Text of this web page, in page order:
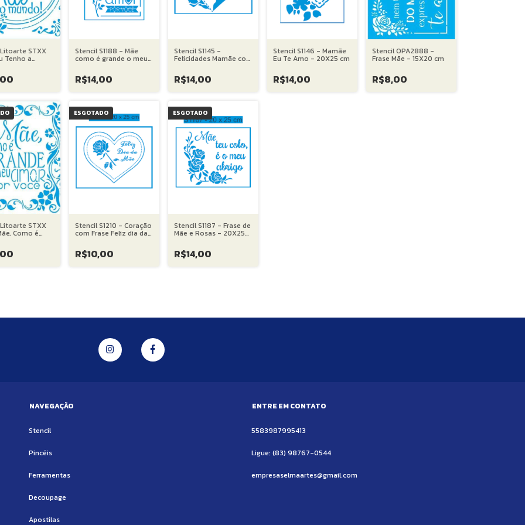
STXX
Tenho a
Stencil S1188 - Mãe
como é grande o meu
R$14,00
Stencil S1145 -
Felicidades Mamãe com
20X25cm
R$14,00
Stencil S1146 - Mamãe
Eu Te Amo - 20X25 cm
R$14,00
Stencil OPA2888 -
Frase Mãe - 15X20 cm
R$8,00
STXX
Como é
ESGOTADO
Stencil S1210 - Coração
com Frase Feliz dia da
R$10,00
ESGOTADO
Stencil S1187 - Frase de
Mãe e Rosas - 20X25
R$14,00
NAVEGAÇÃO
Stencil
Pincéis
Ferramentas
Decoupage
Apostilas
ENTRE EM CONTATO
5583987995413
Ligue: (83) 98767-0544
empresaselmaartes@gmail.com